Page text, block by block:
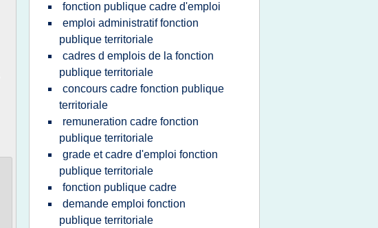
fonction publique cadre d'emploi
emploi administratif fonction
publique territoriale
cadres d emplois de la fonction
publique territoriale
concours cadre fonction publique
territoriale
remuneration cadre fonction
publique territoriale
grade et cadre d'emploi fonction
publique territoriale
fonction publique cadre
demande emploi fonction
publique territoriale